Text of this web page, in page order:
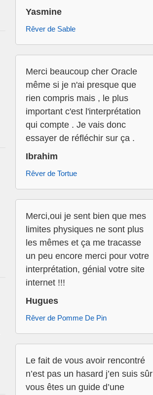
Yasmine
Rêver de Sable
Merci beaucoup cher Oracle
même si je n'ai presque que
rien compris mais , le plus
important c'est l'interprétation
qui compte . Je vais donc
essayer de réfléchir sur ça .
Ibrahim
Rêver de Tortue
Merci,oui je sent bien que mes
limites physiques ne sont plus
les mêmes et ça me tracasse
un peu encore merci pour votre
interprétation, génial votre site
internet !!!
Hugues
Rêver de Pomme De Pin
Le fait de vous avoir rencontré
n’est pas un hasard j’en suis sûr
vous êtes un guide d’une